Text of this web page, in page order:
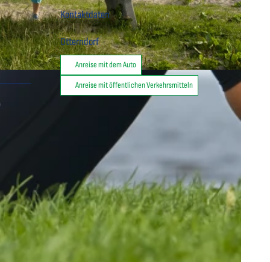
Kontaktdaten
Otterndorf
Anreise mit dem Auto
Anreise mit öffentlichen Verkehrsmitteln